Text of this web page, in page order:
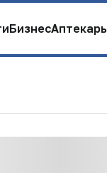
БизнесАптекарь